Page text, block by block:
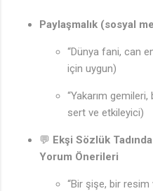
Paylaşmalık (sosyal
“Dünya fani, can
için uygun)
“Yakarım
sert ve etkileyici)
💬 Ekşi Sözlük
Yorum Önerileri
“Bir şişe, bir